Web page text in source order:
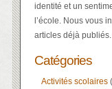
identité et un
l’école. Nous vous
articles déjà publiés.
Catégories
Activités scolaires